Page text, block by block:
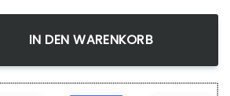
Dragon Ball Z Teppich, Anime
IN DEN WARENKORB